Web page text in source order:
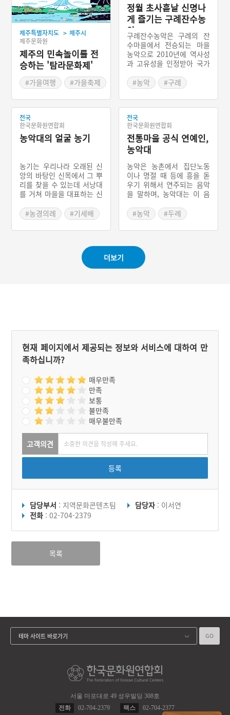
제주특별자치도 > 제주시
제주문화원
제주의 민속놀이를 전
승하는 '탐라문화제'
#가을여행
#가을축제
정월 초사흗날 신명나
게 즐기는 구례잔수농
악
구례잔수농악은 구례의 잔
수마을에서 전승되는 마을
농악으로 2010년에 역사성
과 고유성을 인정받아 국가
단위의 농악으로 섣달그믐
날의 당산제, 정월 초하루 5
방위 당산제, 대보름 달집태
우기가 중심이다.
#농악
#구례
전국
한국문화원연합회
농악대의 얼굴 농기
농기는 우리나라 오래된 신
앙의 바탕인 신목에서 그 뿌
리를 찾을 수 있는데 서낭대
를 거쳐 마을을 대표하는 신
모심기, 논매기 등의 마을
단위의 주요 행사에도 농기
가 앞장 선다. 후대로 오면
분을 차지하면서 두레패의
상징으로 여겨져 기싸움과
기세배라는 풍속을 낳았다.
#농경의례
#기세배
전국
한국문화원연합회
전통마을 공식 연예인,
농악대
농악은 농촌에서 집단노동
이나 명절 때 등에 흥을 돋
우기 위해서 연주되는 음악
을 말하며, 농악대는 이 음
다. 풍물·두레·풍장·굿이라
고도 한다. 김매기·논매기·
모심기 등의 힘든 일을 할
를 덜며 나아가서는 협동심
을 불러일으키려는 데서 비
롯되었다. 지금은 각종 명절
#농악
#두레
더보기
현재 페이지에서 제공되는 정보와 서비스에 대하여 만
족하십니까?
매우만족
만족
보통
불만족
매우불만족
고객의견
등록
담당부서 : 지역문화콘텐츠팀 담당자 : 이서연
전화 : 02-704-2379
목록
서울 마포대로 49 성우빌딩 308호
전화
02-704-2379 팩스 02-704-2377
테마 사이트 바로가기 GO